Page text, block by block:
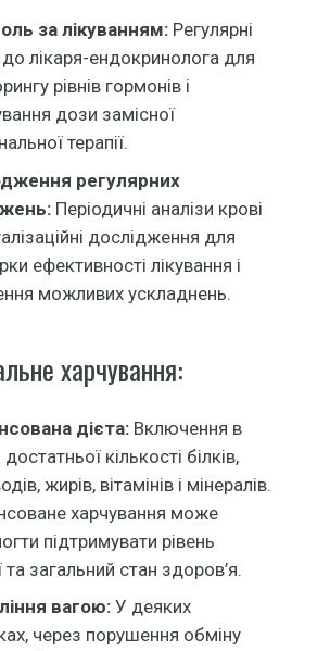
за лікуванням:Регулярні
до лікаря-ендокринолога для
рівнів гормонів і
дози замісної
терапії.
регулярних
Періодичні аналізи крові
дослідження для
ефективності лікування і
можливих ускладнень.
харчування:
дієта:Включення в
кількості білків,
жирів, вітамінів і мінералів.
харчування може
підтримувати рівень
та загальний стан здоров’я.
вагою:У деяких
через порушення обміну